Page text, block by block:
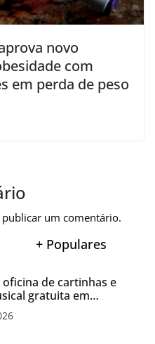
novo
com
em perda de peso
publicar um comentário.
+ Populares
oficina de cartinhas e
gratuita em